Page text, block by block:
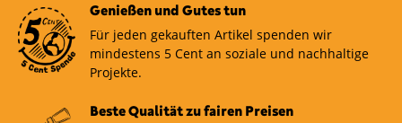
Genießen und Gutes tun
Für jeden gekauften Artikel spenden wir
mindestens 5 Cent an soziale und nachhaltige
Projekte.
Beste Qualität zu fairen Preisen